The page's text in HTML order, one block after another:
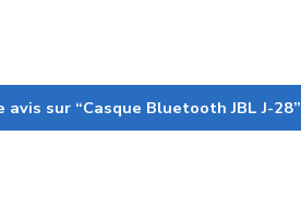
sur “Casque Bluetooth JBL J-28”